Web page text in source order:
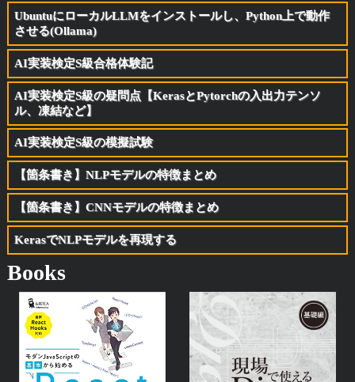
UbuntuにローカルLLMをインストールし、Python上で動作
させる(Ollama)
AI実装検定S級合格体験記
AI実装検定S級の疑問点【KerasとPytorchの入出力テンソ
ル、凍結など】
AI実装検定S級の模擬試験
【箇条書き】NLPモデルの特徴まとめ
【箇条書き】CNNモデルの特徴まとめ
KerasでNLPモデルを再現する
Books